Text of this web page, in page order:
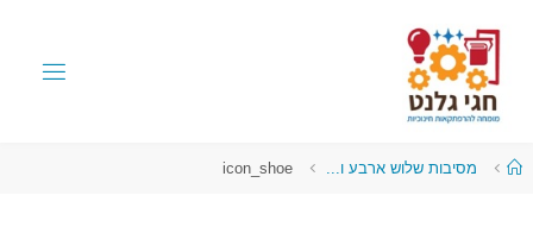
מסיבות שלוש ארבע ו... icon_shoe